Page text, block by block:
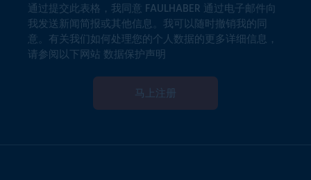
通过提交此表格，我同意 FAULHABER 通过电子邮件向
我发送新闻简报或其他信息。我可以随时撤销我的同
意。有关我们如何处理您的个人数据的更多详细信息，
请参阅以下网站 数据保护声明
马上注册